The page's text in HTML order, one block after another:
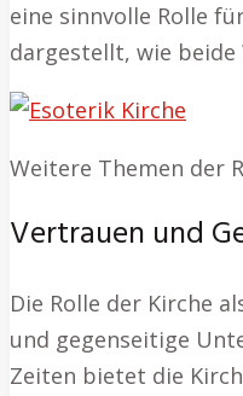
eine sinnvolle Rolle
dargestellt, wie beide
Weitere Themen der
Vertrauen und
Die Rolle der Kirche
und gegenseitige
Zeiten bietet die